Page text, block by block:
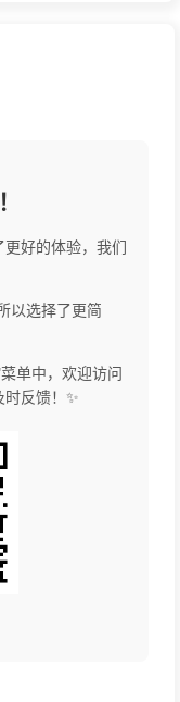
好的体验，我们
以选择了更简
单中，欢迎访问
反馈！✨